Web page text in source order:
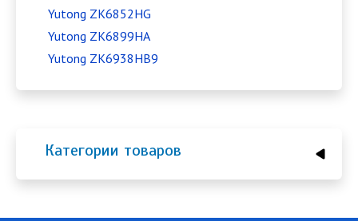
Yutong ZK6852HG
Yutong ZK6899HA
Yutong ZK6938HB9
Категории товаров